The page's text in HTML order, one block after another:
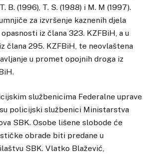
B. (1996), T. S. (1988) i M. M (1997).
za izvršenje kaznenih djela
iz člana 323. KZFBiH, a u
člana 295. KZFBiH, te neovlaštena
u promet opojnih droga iz
službenicima Federalne uprave
policijski službenici Ministarstva
SBK. Osobe lišene slobode će
obrade biti predane u
SBK. Vlatko Blažević,